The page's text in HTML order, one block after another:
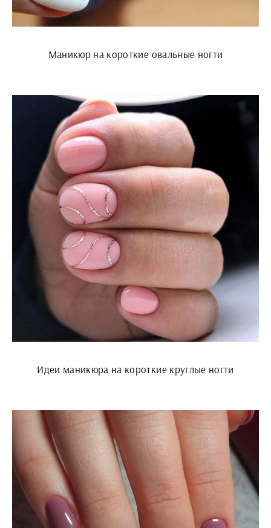
Маникюр на короткие овальные ногти
Идеи маникюра на короткие круглые ногти